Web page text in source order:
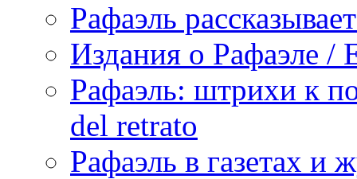
Рафаэль
Издания о Рафаэле /
Рафаэль: штрихи к
del retrato
Рафаэль в газетах и